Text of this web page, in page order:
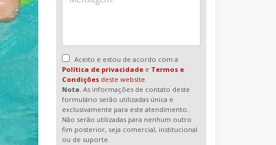
Aceito e estou de acordo com a
Política de privacidade e Termos e
Condições deste website.
Nota. As informações de contato deste
formulário serão utilizadas única e
exclusivamente para este atendimento.
Não serão utilizadas para nenhum outro
fim posterior, seja comercial, institucional
ou de suporte.